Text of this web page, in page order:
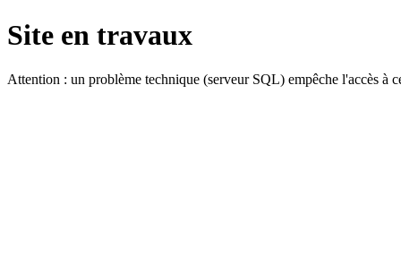
Site en travaux
Attention : un problème technique (serveur SQL) empêche l'accès à